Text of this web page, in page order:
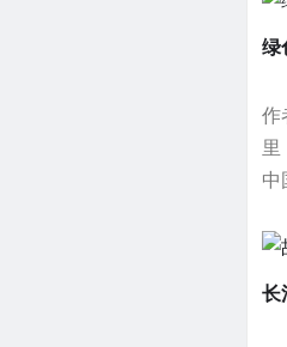
绿
作
里
中
长